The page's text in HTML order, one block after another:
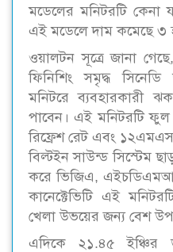
মডেলের মনিটরটি কেনা
এই মডেলে দাম কমেছে ৩
ওয়ালটন সূত্রে জানা
ফিনিশিং সমৃদ্ধ সিনেডি
মনিটরে ব্যবহারকারী
পাবেন। এই মনিটরটি
রিফ্রেশ রেট এবং
বিল্টইন সাউন্ড সিস্টেম
করে ভিজিএ,
কানেক্টেভিটি এই
খেলা উভয়ের জন্য বেশ
এদিকে ২১.৪৫ ইঞ্চির